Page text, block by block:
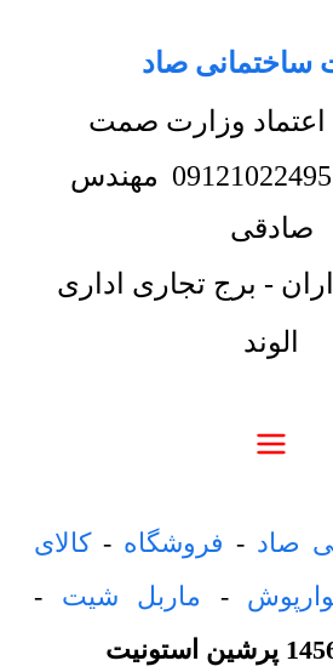
صاد
اعتماد وزارت صمت
09121022495 مهندس
صادقی
- برج تجاری اداری
الوند
صاد - فروشگاه -کالای
- ماربل شیت -